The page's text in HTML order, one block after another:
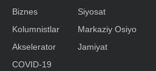
Biznes
Kolumnistlar
Akselerator
Siyosat
Markaziy Osiyo
Jamiyat
COVID-19